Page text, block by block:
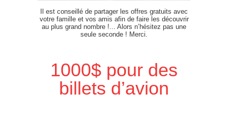
Il est conseillé de partager les offres gratuits avec
votre famille et vos amis afin de faire les découvrir
au plus grand nombre !... Alors n’hésitez pas une
seule seconde ! Merci.
1000$ pour des
billets d’avion